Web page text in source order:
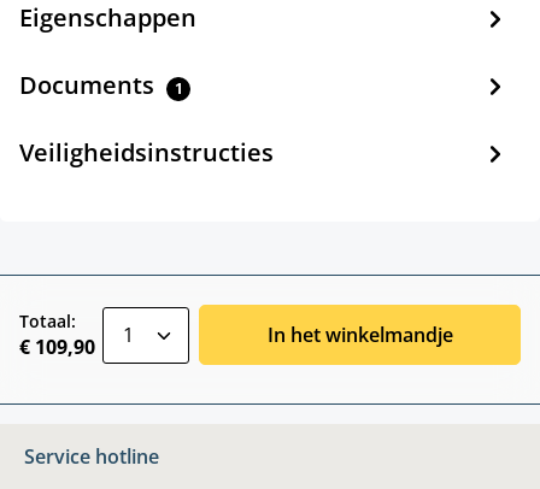
Eigenschappen
Documents 1
Veiligheidsinstructies
Totaal:
€ 109,90 In het winkelmandje
Service hotline